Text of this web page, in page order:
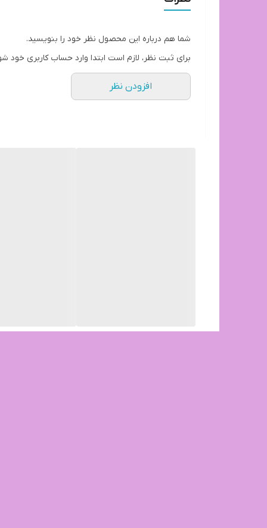
آماده همکاری با رستوران ها، کافی شاپ ها و کلیه مراکز
شما هم درباره این محصول نظر خود را بنویسید.
برای ثبت نظر، لازم است ابتدا وارد حساب کاربری خود
افزودن نظر